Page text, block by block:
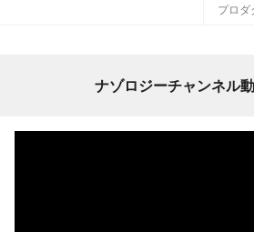
プロダ
ナゾロジーチャンネル